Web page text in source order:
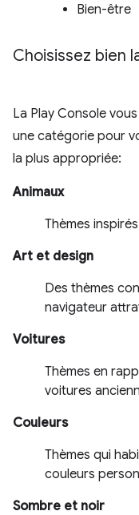
Bien-être
Choisissez bien
La Play Console
une catégorie pour
la plus appropriée:
Animaux
Thèmes
Art et design
Des thèmes
navigateur
Voitures
Thèmes en
voitures
Couleurs
Thèmes qui
couleurs
Sombre et noir